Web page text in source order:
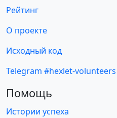
Рейтинг
О проекте
Исходный код
Telegram #hexlet-volunteers
Помощь
Истории успеха